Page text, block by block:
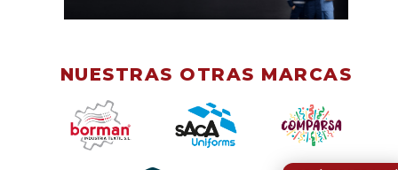
NUESTRAS OTRAS MARCAS